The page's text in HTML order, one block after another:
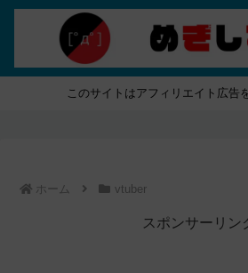
このサイトはアフィリエイト広告
ホーム vtuber
スポンサーリン